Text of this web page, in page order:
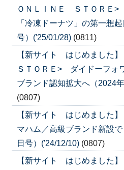
ＯＮＬＩＮＥ ＳＴＯＲＥ
「冷凍ドーナツ」の第一想
号）('25/01/28) (0811)
【新サイト はじめました
ＳＴＯＲＥ> ダイドーフォ
ブランド認知拡大へ（2024
(0807)
【新サイト はじめました
マハム／高級ブランド新設
日号）('24/12/10) (0807)
【新サイト はじめました